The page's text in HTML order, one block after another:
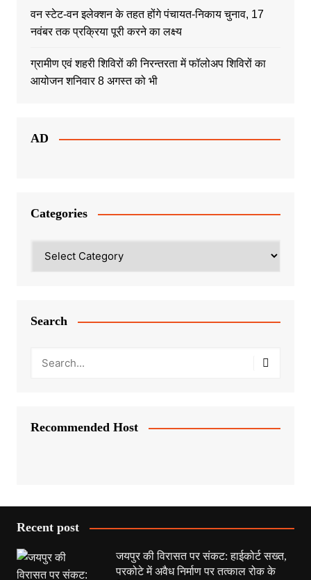
वन स्टेट-वन इलेक्शन के तहत होंगे पंचायत-निकाय चुनाव, 17
नवंबर तक प्रक्रिया पूरी करने का लक्ष्य
ग्रामीण एवं शहरी शिविरों की निरन्तरता में फॉलोअप शिविरों का
आयोजन शनिवार 8 अगस्त को भी
AD
Categories
Search
Recommended Host
Recent post
जयपुर की विरासत पर संकट: हाईकोर्ट सख्त,
परकोटे में अवैध निर्माण पर तत्काल रोक के